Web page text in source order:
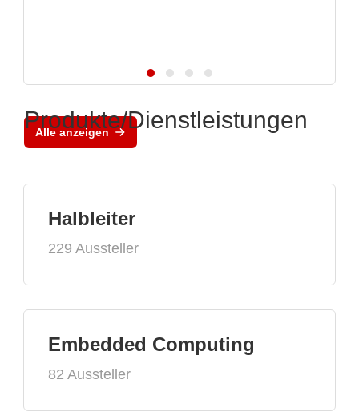
Alle anzeigen
Produkte/Dienstleistungen
Halbleiter
229 Aussteller
Embedded Computing
82 Aussteller